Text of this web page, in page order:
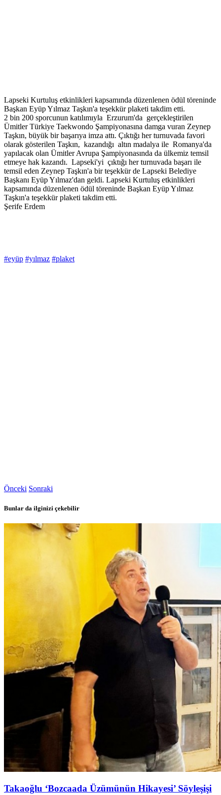
Lapseki Kurtuluş etkinlikleri kapsamında düzenlenen ödül töreninde
Başkan Eyüp Yılmaz Taşkın'a teşekkür plaketi takdim etti.
2 bin 200 sporcunun katılımıyla Erzurum'da gerçekleştirilen
Ümitler Türkiye Taekwondo Şampiyonasına damga vuran Zeynep
Taşkın, büyük bir başarıya imza attı. Çıktığı her turnuvada favori
olarak gösterilen Taşkın, kazandığı altın madalya ile Romanya'da
yapılacak olan Ümitler Avrupa Şampiyonasında da ülkemiz temsil
etmeye hak kazandı. Lapseki'yi çıktığı her turnuvada başarı ile
temsil eden Zeynep Taşkın'a bir teşekkür de Lapseki Belediye
Başkanı Eyüp Yılmaz'dan geldi. Lapseki Kurtuluş etkinlikleri
kapsamında düzenlenen ödül töreninde Başkan Eyüp Yılmaz
Taşkın'a teşekkür plaketi takdim etti.
Şerife Erdem
#eyüp #yılmaz #plaket
Önceki Sonraki
Bunlar da ilginizi çekebilir
Takaoğlu ‘Bozcaada Üzümünün Hikayesi’ Söyleşişi